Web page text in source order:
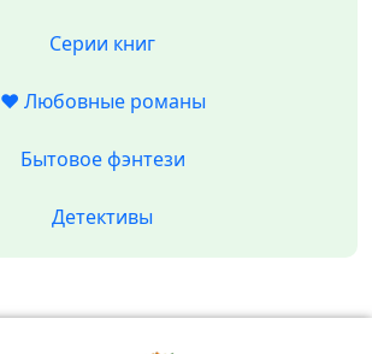
Серии книг
❤️ Любовные романы
Бытовое фэнтези
Детективы